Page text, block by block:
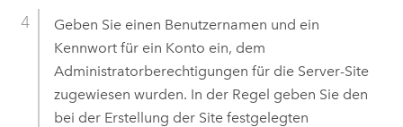
Geben Sie einen Benutzernamen und ein
Kennwort für ein Konto ein, dem
Administratorberechtigungen für die Server-Site
zugewiesen wurden. In der Regel geben Sie den
bei der Erstellung der Site festgelegten